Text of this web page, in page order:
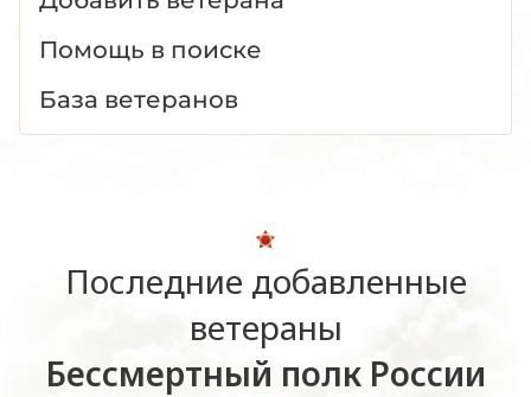
Помощь в поиске
База ветеранов
Последние добавленные
ветераны
Бессмертный полк России